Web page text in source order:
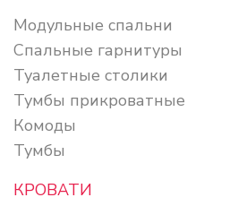
Модульные спальни
Спальные гарнитуры
Туалетные столики
Тумбы прикроватные
Комоды
Тумбы
КРОВАТИ